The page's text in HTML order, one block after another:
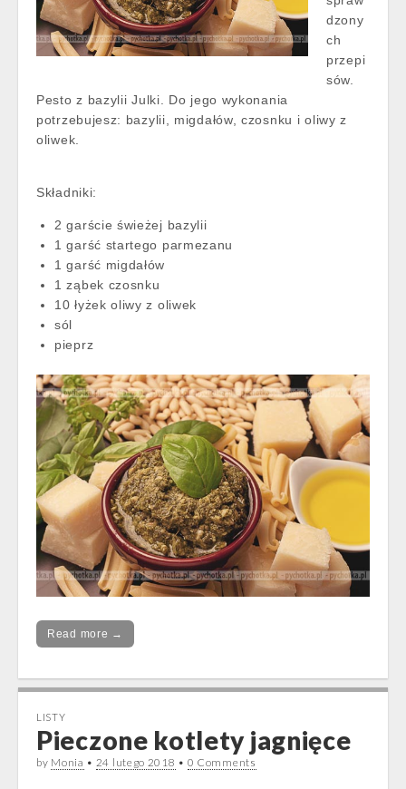
dzony
ch
przepi
sów.
Pesto z bazylii Julki. Do jego wykonania
potrzebujesz: bazylii, migdałów, czosnku i oliwy z
oliwek.
Składniki:
2 garście świeżej bazylii
1 garść startego parmezanu
1 garść migdałów
1 ząbek czosnku
10 łyżek oliwy z oliwek
sól
pieprz
Read more →
LISTY
Pieczone kotlety jagnięce
by Monia • 24 lutego 2018 • 0 Comments